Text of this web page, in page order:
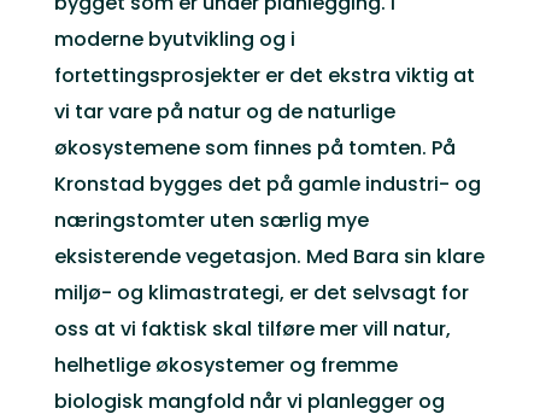
moderne byutvikling og i
fortettingsprosjekter er det ekstra viktig at
vi tar vare på natur og de naturlige
økosystemene som finnes på tomten. På
Kronstad bygges det på gamle industri- og
næringstomter uten særlig mye
eksisterende vegetasjon. Med Bara sin klare
miljø- og klimastrategi, er det selvsagt for
oss at vi faktisk skal tilføre mer vill natur,
helhetlige økosystemer og fremme
biologisk mangfold når vi planlegger og